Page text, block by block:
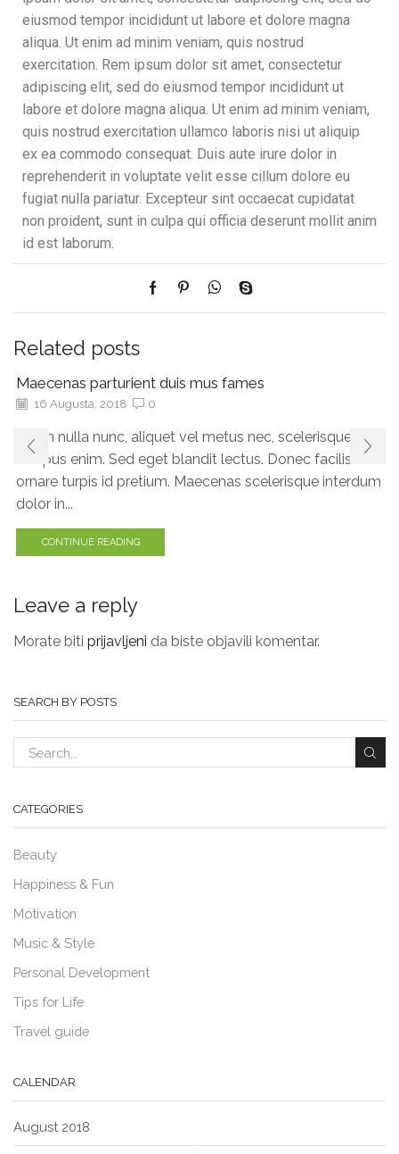
eiusmod tempor incididunt ut labore et dolore magna
aliqua. Ut enim ad minim veniam, quis nostrud
exercitation. Rem ipsum dolor sit amet, consectetur
adipiscing elit, sed do eiusmod tempor incididunt ut
labore et dolore magna aliqua. Ut enim ad minim veniam,
quis nostrud exercitation ullamco laboris nisi ut aliquip
ex ea commodo consequat. Duis aute irure dolor in
reprehenderit in voluptate velit esse cillum dolore eu
fugiat nulla pariatur. Excepteur sint occaecat cupidatat
non proident, sunt in culpa qui officia deserunt mollit anim
id est laborum.
Related posts
Maecenas parturient duis mus fames
16 Augusta, 2018 0
Etiam nulla nunc, aliquet vel metus nec, scelerisque
tempus enim. Sed eget blandit lectus. Donec facilisis
ornare turpis id pretium. Maecenas scelerisque interdum
dolor in...
CONTINUE READING
Leave a reply
Morate biti prijavljeni da biste objavili komentar.
SEARCH BY POSTS
CATEGORIES
Beauty
Happiness & Fun
Motivation
Music & Style
Personal Development
Tips for Life
Travel guide
CALENDAR
August 2018